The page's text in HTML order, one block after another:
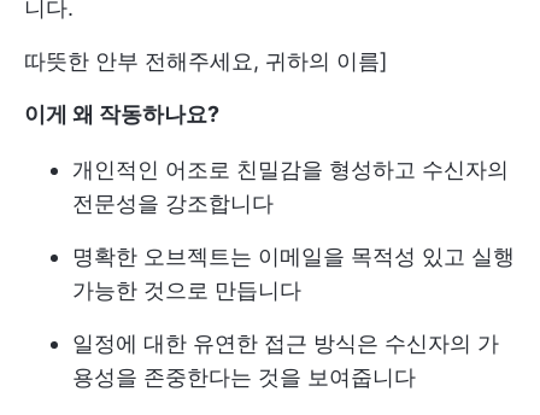
니다.
따뜻한 안부 전해주세요, 귀하의 이름]
이게 왜 작동하나요?
개인적인 어조로 친밀감을 형성하고 수신자의
전문성을 강조합니다
명확한 오브젝트는 이메일을 목적성 있고 실행
가능한 것으로 만듭니다
일정에 대한 유연한 접근 방식은 수신자의 가
용성을 존중한다는 것을 보여줍니다